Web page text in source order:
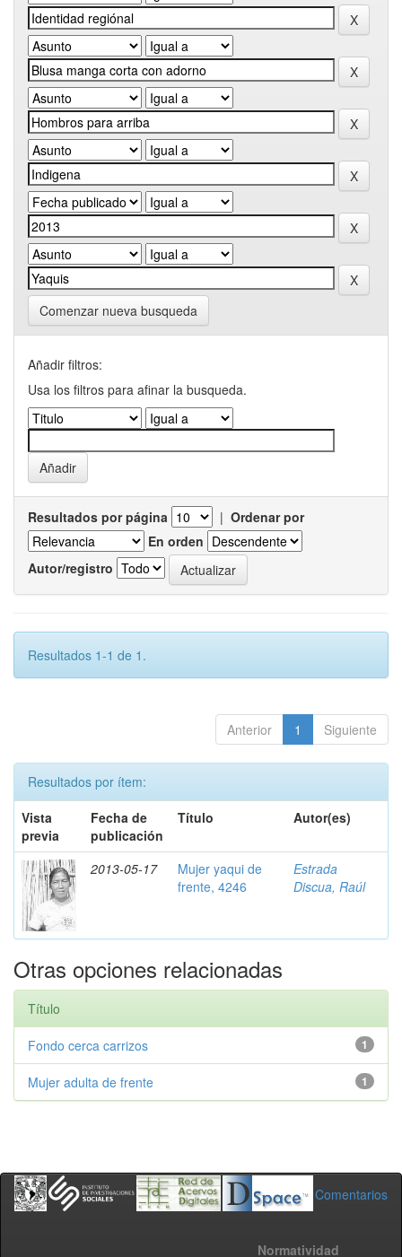
Comenzar nueva busqueda
Añadir filtros:
Usa los filtros para afinar la busqueda.
Resultados por página | Ordenar por
En orden
Autor/registro
Resultados 1-1 de 1.
Anterior 1 Siguiente
Resultados por ítem:
Vista
previa
Fecha de
publicación
Título Autor(es)
2013-05-17
Mujer yaqui de
frente, 4246
Estrada
Discua, Raúl
Otras opciones relacionadas
Título
1
Fondo cerca carrizos
1
Mujer adulta de frente
Comentarios
Normatividad